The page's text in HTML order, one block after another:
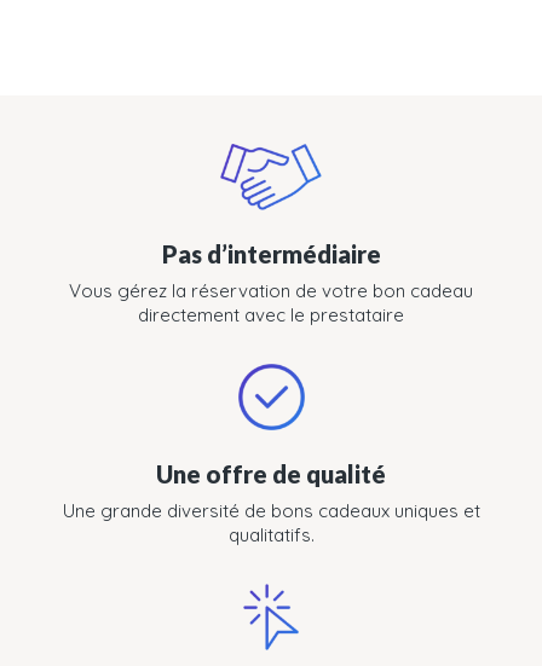
Pas d’intermédiaire
Vous gérez la réservation de votre bon cadeau
directement avec le prestataire
Une offre de qualité
Une grande diversité de bons cadeaux uniques et
qualitatifs.